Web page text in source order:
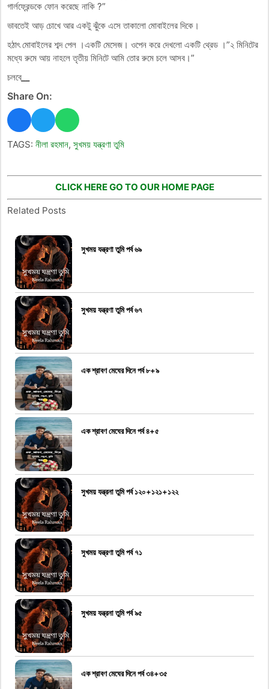
গার্লফ্রেন্ডকে ফোন করেছে নাকি ?”
ভাবতেই আড় চোখে আর একটু ঝুঁকে এসে তাকালো মোবাইলের দিকে।
হঠাৎ মোবাইলের শব্দ পেল ।একটি মেসেজ। ওপেন করে দেখলো একটি থ্রেড ।”২ মিনিটের
মধ্যে রুমে আয় নাহলে তৃতীয় মিনিটে আমি তোর রুমে চলে আসব।”
চলবে
Share On:
TAGS: নীলা রহমান, সুখময় যন্ত্রণা তুমি
CLICK HERE GO TO OUR HOME PAGE
Related Posts
সুখময় যন্ত্রণা তুমি পর্ব ৬৯
সুখময় যন্ত্রণা তুমি পর্ব ৬৭
এক শ্রাবণ মেঘের দিনে পর্ব ৮+৯
এক শ্রাবণ মেঘের দিনে পর্ব ৪+৫
সুখময় যন্ত্রনা তুমি পর্ব ১২০+১২১+১২২
সুখময় যন্ত্রণা তুমি পর্ব ৭১
সুখময় যন্ত্রনা তুমি পর্ব ৯৫
এক শ্রাবণ মেঘের দিনে পর্ব ৩৪+৩৫